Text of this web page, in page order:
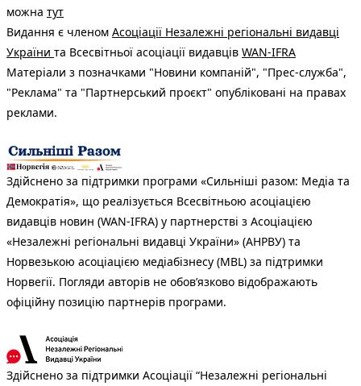
можна тут
Видання є членом Асоціації Незалежні регіональні видавці
України та Всесвітньої асоціації видавців WAN-IFRA
Матеріали з позначками "Новини компаній", "Прес-служба",
"Реклама" та "Партнерський проєкт" опубліковані на правах
реклами.
Здійснено за підтримки програми «Сильніші разом: Медіа та
Демократія», що реалізується Всесвітньою асоціацією
видавців новин (WAN-IFRA) у партнерстві з Асоціацією
«Незалежні регіональні видавці України» (АНРВУ) та
Норвезькою асоціацією медіабізнесу (MBL) за підтримки
Норвегії. Погляди авторів не обов’язково відображають
офіційну позицію партнерів програми.
Здійснено за підтримки Асоціації “Незалежні регіональні